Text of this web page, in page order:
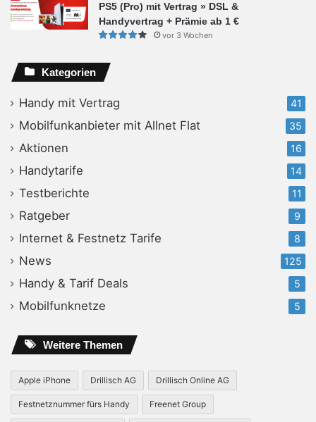
PS5 (Pro) mit Vertrag » DSL &
Handyvertrag + Prämie ab 1 €
vor 3 Wochen
Kategorien
Handy mit Vertrag 41
Mobilfunkanbieter mit Allnet Flat 35
Aktionen 16
Handytarife 14
Testberichte 11
Ratgeber 9
Internet & Festnetz Tarife 8
News 125
Handy & Tarif Deals 5
Mobilfunknetze 5
Weitere Themen
Apple iPhone Drillisch AG Drillisch Online AG
Festnetznummer fürs Handy Freenet Group